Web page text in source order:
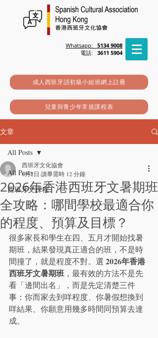
Whatsapp: 5134 9008
電話: 3611 5904
成人西班牙語初級小組班網上註冊
兒童與青少年常規課程表
文章
All Posts
西班牙文課程
All Posts
2026年香港西班牙文暑期班
全攻略：哪間學校最適合你
的程度、預算及目標？
西班牙文化協會
6月2日 讀畢需時 12 分鐘
很多家長和學生在四、五月才開始找暑
期班，結果發現真正適合的班，不是時
間撞了，就是程度不對。選 2026年香港
西班牙文暑期班 ，最有效的方法不是先
看「邊間出名」，而是先定清楚三件
事：你而家去到咩程度、你暑假想換到
咩結果、你願意用幾多時間同預算去達
成。